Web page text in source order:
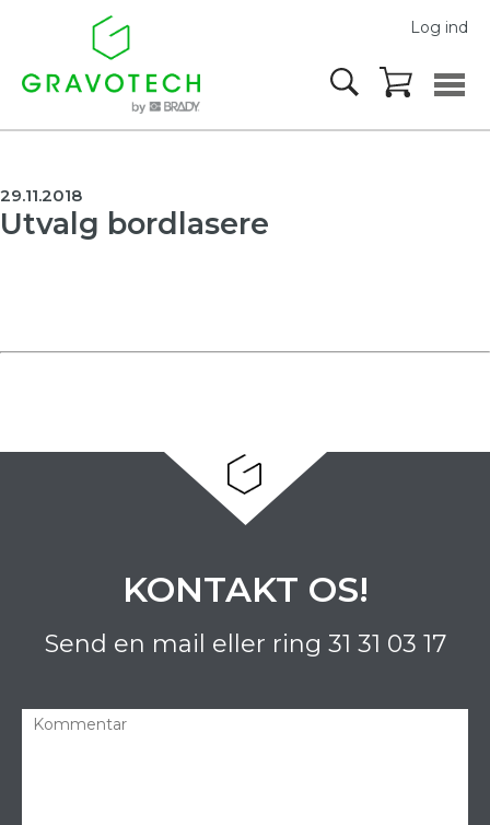
Log ind
29.11.2018
Utvalg bordlasere
KONTAKT OS!
Send en mail eller ring 31 31 03 17